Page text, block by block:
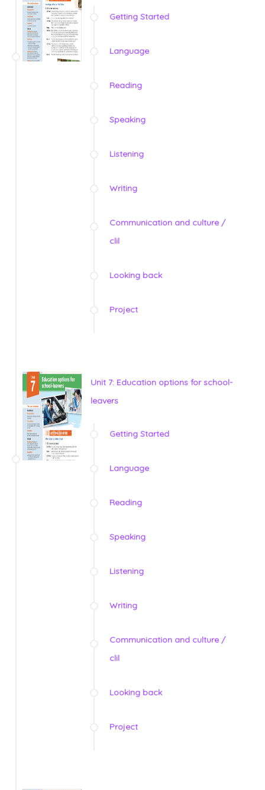
Getting Started
Language
Reading
Speaking
Listening
Writing
Communication and culture /
clil
Looking back
Project
Unit 7: Education options for school-
leavers
Getting Started
Language
Reading
Speaking
Listening
Writing
Communication and culture /
clil
Looking back
Project